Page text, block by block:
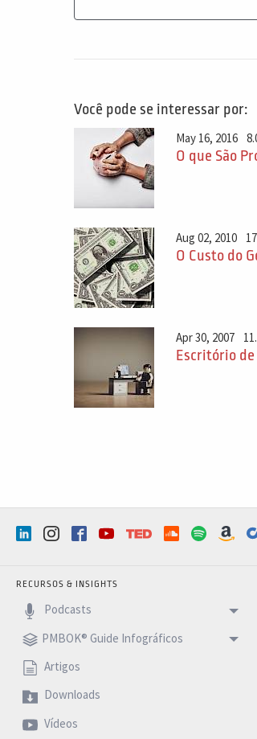
Você pode se interessar por:
May 16, 2016
O que São
Aug 02, 2010
O Custo do
Apr 30, 2007
Escritório de
RECURSOS & INSIGHTS
Podcasts
PMBOK® Guide Infográficos
Artigos
Downloads
Vídeos